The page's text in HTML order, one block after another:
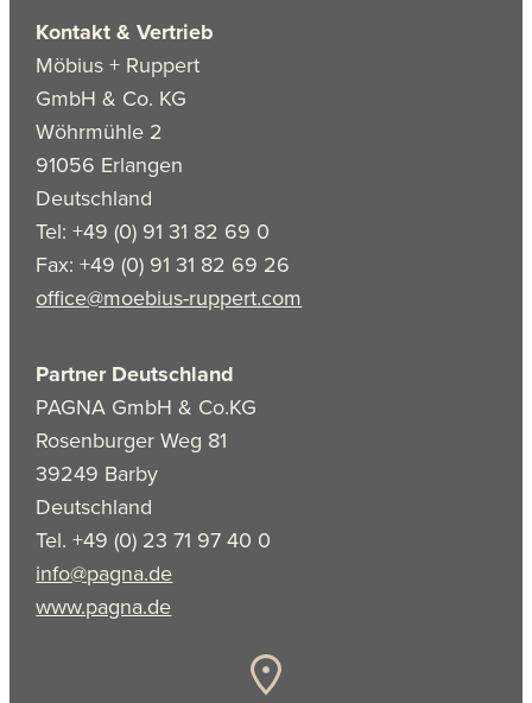
Kontakt & Vertrieb
Möbius + Ruppert
GmbH & Co. KG
Wöhrmühle 2
91056 Erlangen
Deutschland
Tel: +49 (0) 91 31 82 69 0
Fax: +49 (0) 91 31 82 69 26
office@moebius-ruppert.com
Partner Deutschland
PAGNA GmbH & Co.KG
Rosenburger Weg 81
39249 Barby
Deutschland
Tel. +49 (0) 23 71 97 40 0
info@pagna.de
www.pagna.de